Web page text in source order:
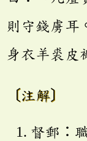
則守錢虜耳
身衣羊裘皮
〔注解〕
督郵：